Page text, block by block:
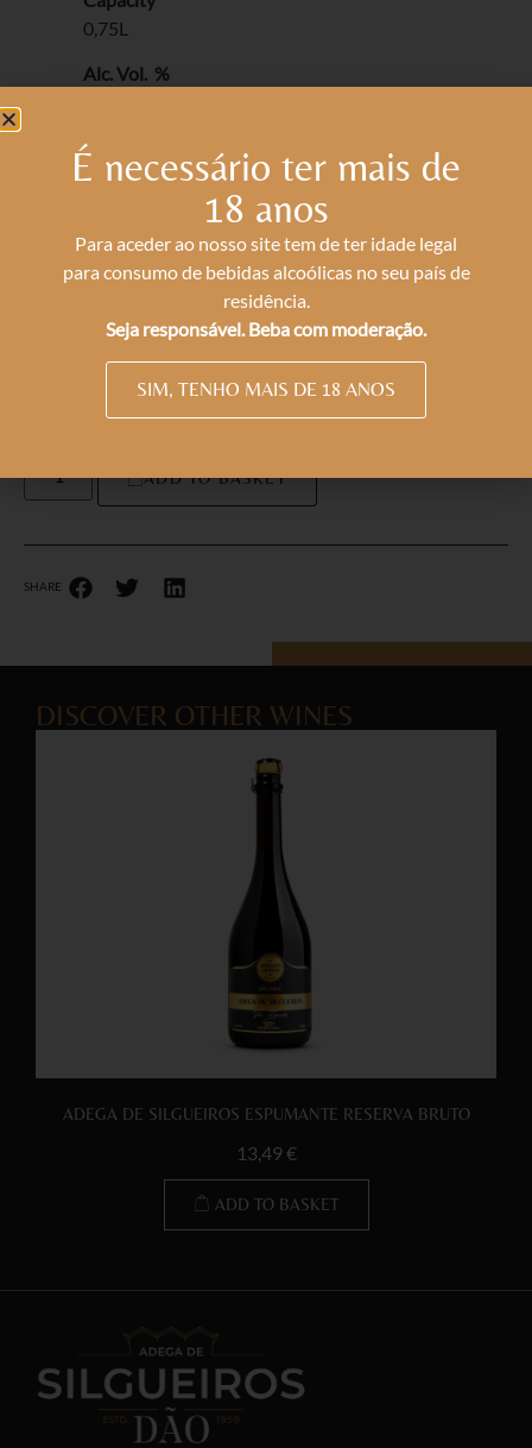
0,75L
Alc. Vol. %
Total Acidity g/l
4.88
Vol. Acidity g/l
1.2
* Contains Sulphites
ADD TO BASKET
SHARE
DISCOVER OTHER WINES
ADEGA DE SILGUEIROS ESPUMANTE RESERVA BRUTO
13,49€
ADD TO BASKET
É necessário ter mais de
18 anos
Para aceder ao nosso site tem de ter idade legal
para consumo de bebidas alcoólicas no seu país de
residência.
Seja responsável. Beba com moderação.
SIM, TENHO MAIS DE 18 ANOS